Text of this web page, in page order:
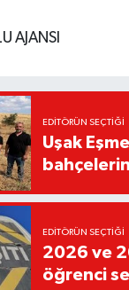
AJANSI
EDITÖRÜN SEÇTIĞI
Uşak
EDITÖRÜN SEÇTIĞI
2026 ve
öğrenci